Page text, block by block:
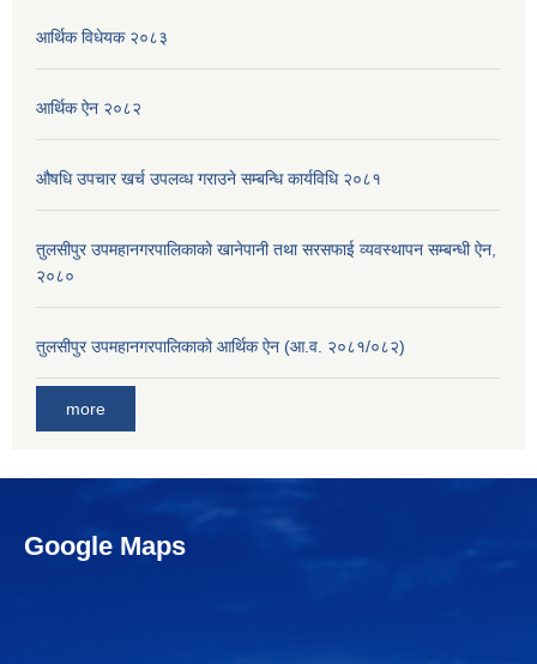
आर्थिक विधेयक २०८३
आर्थिक ऐन २०८२
औषधि उपचार खर्च उपलव्ध गराउने सम्बन्धि कार्यविधि २०८१
तुलसीपुर उपमहानगरपालिकाको खानेपानी तथा सरसफाई व्यवस्थापन सम्बन्धी ऐन,
२०८०
तुलसीपुर उपमहानगरपालिकाको आर्थिक ऐन (आ.व. २०८१/०८२)
more
Google Maps